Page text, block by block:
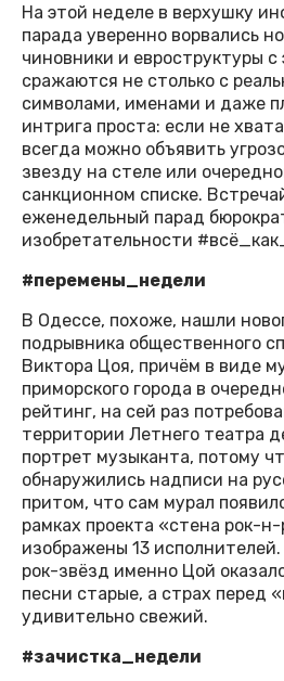
На этой неделе в верхушку
парада уверенно ворвались
чиновники и евроструктуры
сражаются не столько с
символами, именами и даже
интрига проста: если не
всегда можно объявить
звезду на стеле или
санкционном списке.
еженедельный парад
изобретательности
#перемены_недели
В Одессе, похоже, нашли
подрывника общественного
Виктора Цоя, причём в виде
приморского города в
рейтинг, на сей раз
территории Летнего театра
портрет музыканта, потому
обнаружились надписи на
притом, что сам мурал
рамках проекта «стена рок-
изображены 13
рок-звёзд именно Цой
песни старые, а страх перед
удивительно свежий.
#зачистка_недели